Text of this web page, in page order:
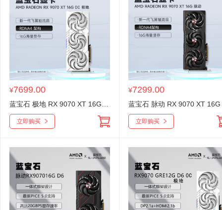
¥7699.00
立即购买
¥7299.00
立即购买